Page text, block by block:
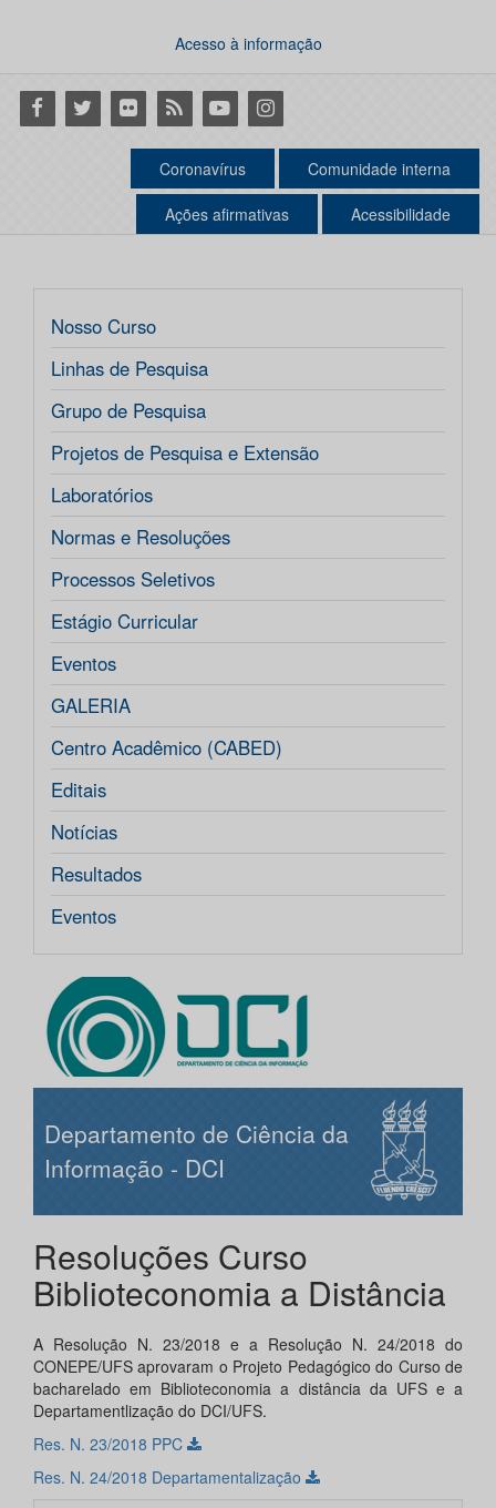
Acesso à informação
Facebook
Twitter Flickr RSS YoutubeInstagram
Coronavírus Comunidade interna
Ações afirmativas Acessibilidade
Nosso Curso
Linhas de Pesquisa
Grupo de Pesquisa
Projetos de Pesquisa e Extensão
Laboratórios
Normas e Resoluções
Processos Seletivos
Estágio Curricular
Eventos
GALERIA
Centro Acadêmico (CABED)
Editais
Notícias
Resultados
Eventos
Departamento de Ciência da
Informação - DCI
Resoluções Curso
Biblioteconomia a Distância
A Resolução N. 23/2018 e a Resolução N. 24/2018 do
CONEPE/UFS aprovaram o Projeto Pedagógico do Curso de
bacharelado em Biblioteconomia a distância da UFS e a
Departamentlização do DCI/UFS.
Res. N. 23/2018 PPC
Res. N. 24/2018 Departamentalização